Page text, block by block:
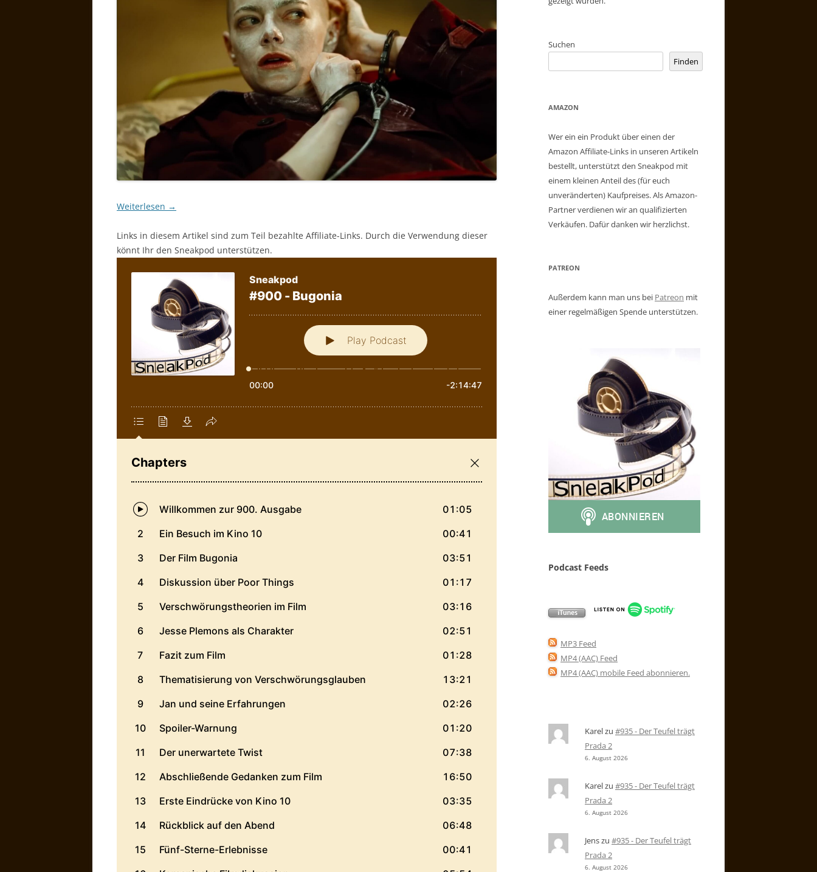
Weiterlesen →
Links in diesem Artikel sind zum Teil bezahlte Affiliate-Links. Durch die Verwendung dieser
könnt Ihr den Sneakpod unterstützen.
Suchen
Finden
AMAZON
Wer ein ein Produkt über einen der
Amazon Affiliate-Links in unseren Artikeln
bestellt, unterstützt den Sneakpod mit
einem kleinen Anteil des (für euch
unveränderten) Kaufpreises. Als Amazon-
Partner verdienen wir an qualifizierten
Verkäufen. Dafür danken wir herzlichst.
PATREON
Außerdem kann man uns bei Patreon mit
einer regelmäßigen Spende unterstützen.
Podcast Feeds
MP3 Feed
MP4 (AAC) Feed
MP4 (AAC) mobile Feed abonnieren.
Karelzu #935 - Der Teufel trägt
Prada 2
6. August 2026
Karelzu #935 - Der Teufel trägt
Prada 2
6. August 2026
Jenszu #935 - Der Teufel trägt
Prada 2
6. August 2026